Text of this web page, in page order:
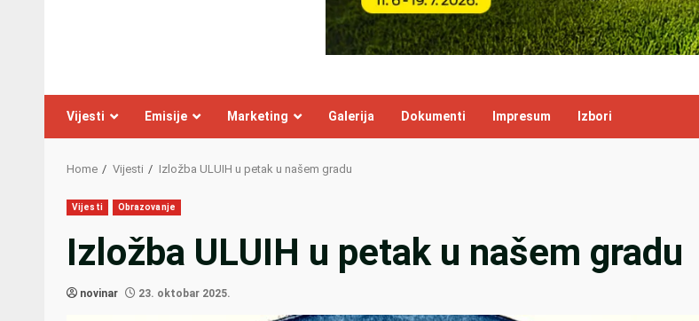
Vijesti Emisije Marketing Galerija Dokumenti Impresum Izbori
Home Vijesti Izložba ULUIH u petak u našem gradu
Vijesti Obrazovanje
Izložba ULUIH u petak u našem gradu
novinar 23. oktobar 2025.